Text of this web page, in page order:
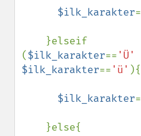
$ilk_karakter=
($ilk_karakter== 'Ü'
$ilk_karakter== 'ü' ){
$ilk_karakter=